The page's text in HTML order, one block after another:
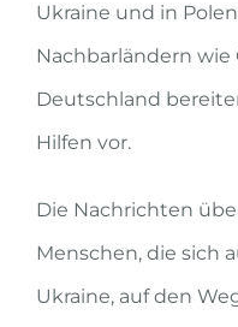
Ukraine und in
Nachbarländern wie
Deutschland
Hilfen vor.
Die Nachrichten
Menschen, die sich
Ukraine, auf den